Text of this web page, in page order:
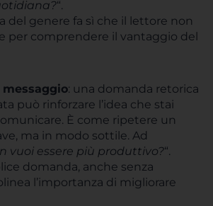
“.
del genere fa sì che il lettore non
per comprendere il vantaggio del
: una domanda retorica
può rinforzare l’idea che stai
È come ripetere un
ma in modo sottile. Ad
vuoi essere più produttivo?“.
domanda, anche senza
l’importanza di migliorare